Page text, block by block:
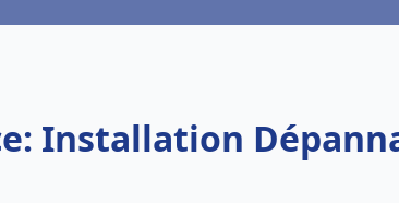
Installation